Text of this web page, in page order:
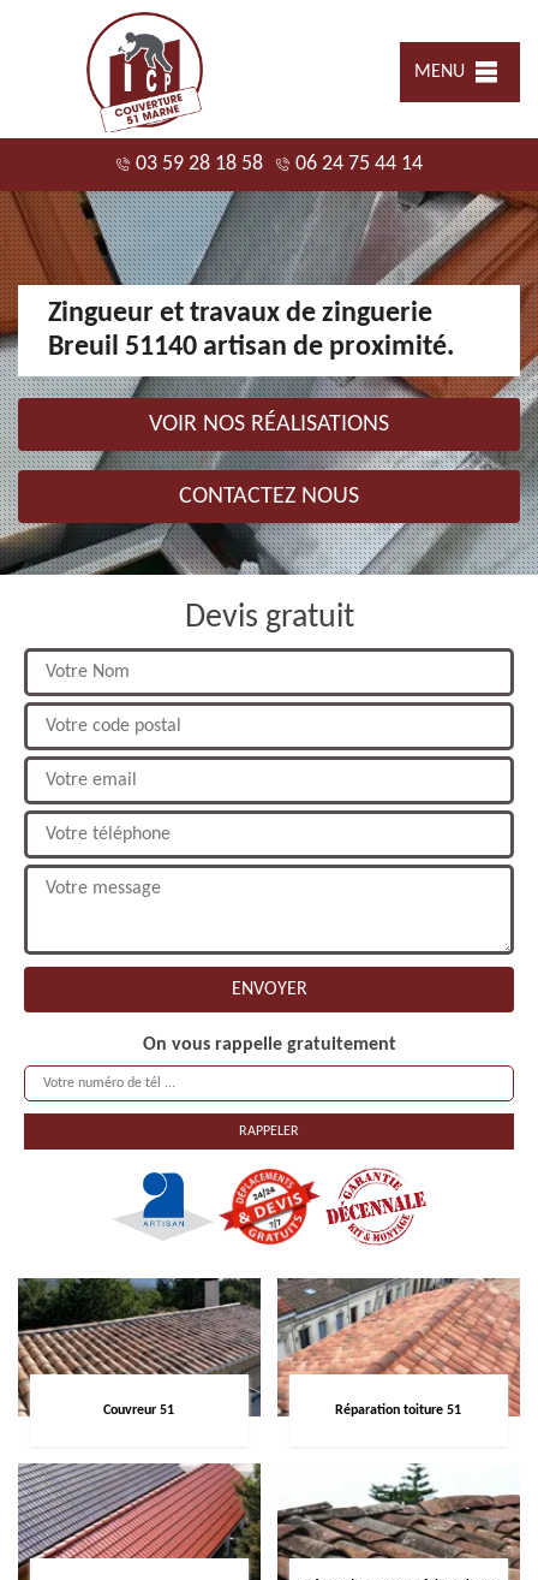
MENU
03 59 28 18 58 06 24 75 44 14
Zingueur et travaux de zinguerie
Breuil 51140 artisan de proximité.
VOIR NOS RÉALISATIONS
CONTACTEZ NOUS
Devis gratuit
On vous rappelle gratuitement
Couvreur 51 Réparation toiture 51